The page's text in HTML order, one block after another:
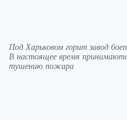
Под Харьковом горит завод
В настоящее время
тушению пожара